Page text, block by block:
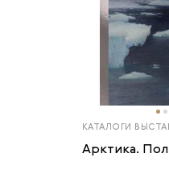
КАТАЛОГИ
Арктика.